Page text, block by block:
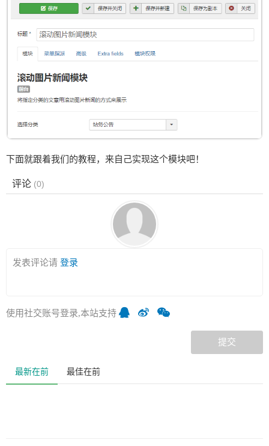
下面就跟着我们的教程，来自己实现这个模块吧！
评论 (0)
发表评论请 登录
使用社交账号登录,本站支持
提交
最新在前 最佳在前